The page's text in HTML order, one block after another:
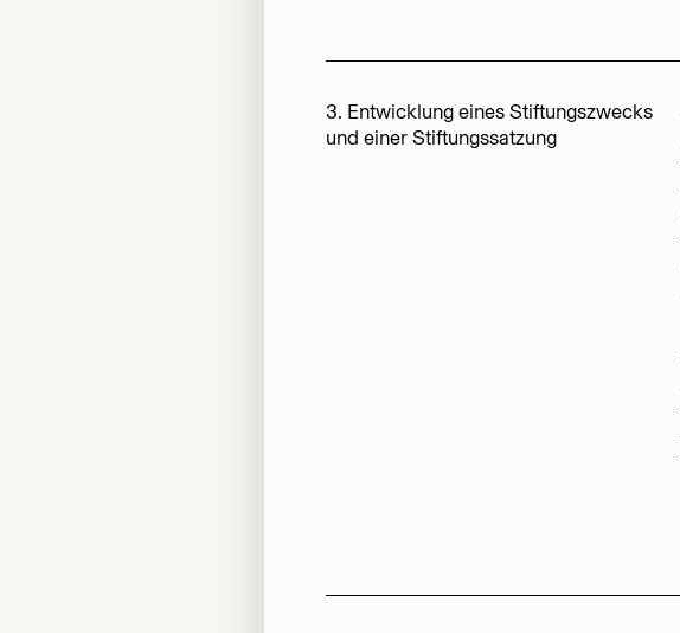
3. Entwicklung eines Stiftungszwecks
und einer Stiftungssatzung